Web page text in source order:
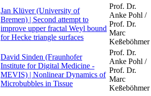
Jan Klüver (University of
Bremen) | Second attempt to
improve upper fractal Weyl bound
for Hecke triangle surfaces
Prof. Dr.
Anke Pohl /
Prof. Dr.
Marc
Keßeböhmer
David Sinden (Fraunhofer
Institute for Digital Medicine -
MEVIS) | Nonlinear Dynamics of
Microbubbles in Tissue
Prof. Dr.
Anke Pohl /
Prof. Dr.
Marc
Keßeböhmer